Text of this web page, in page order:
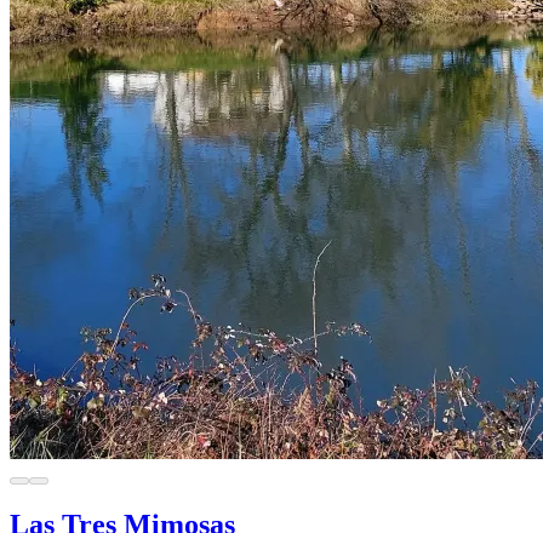
Las Tres Mimosas